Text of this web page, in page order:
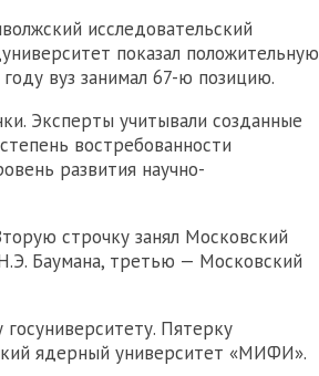
исследовательский
показал положительную
вуз занимал 67-ю позицию.
Эксперты учитывали созданные
востребованности
развития научно-
строчку занял Московский
Баумана, третью — Московский
Пятерку
ядерный университет «МИФИ».